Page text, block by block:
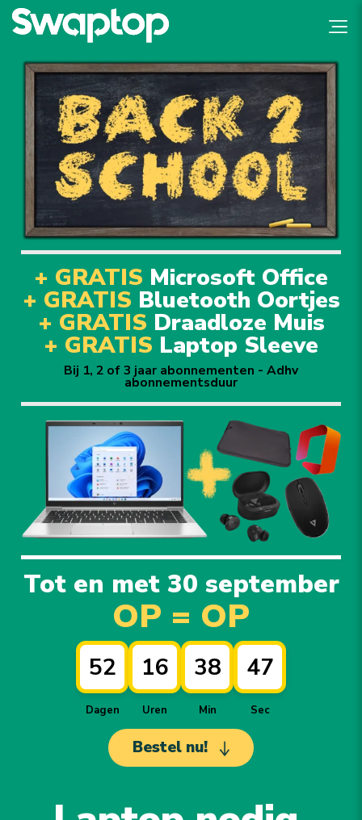
+ GRATIS Microsoft Office
+ GRATIS Bluetooth Oortjes
+ GRATIS Draadloze Muis
+ GRATIS Laptop Sleeve
Bij 1, 2 of 3 jaar abonnementen - Adhv
abonnementsduur
Tot en met 30 september
OP = OP
52
Dagen
16
Uren
38
Min
46
Sec
Bestel nu!